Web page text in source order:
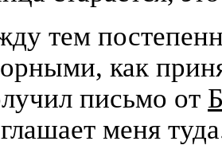
тем
как
письмо от
меня